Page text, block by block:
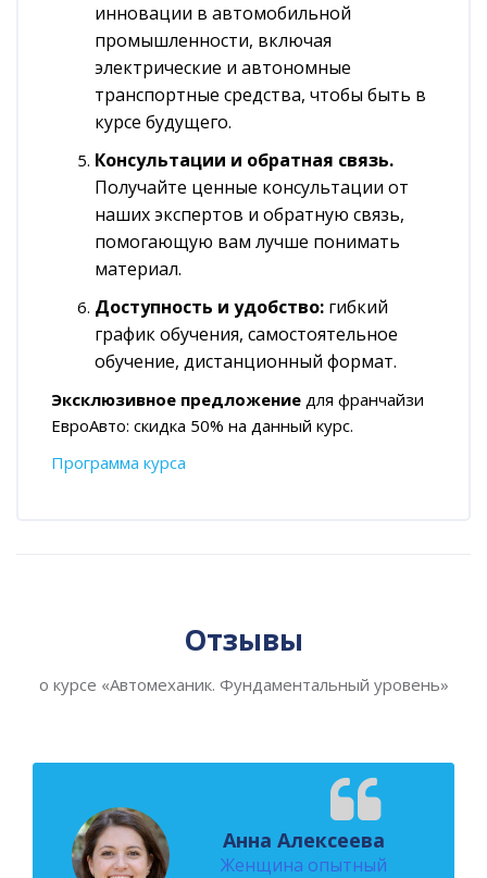
инновации в автомобильной
промышленности, включая
электрические и автономные
транспортные средства, чтобы быть в
курсе будущего.
Консультации и обратная связь.
Получайте ценные консультации от
наших экспертов и обратную связь,
помогающую вам лучше понимать
материал.
Доступность и удобство: гибкий
график обучения, самостоятельное
обучение, дистанционный формат.
Эксклюзивное предложение для франчайзи
ЕвроАвто: скидка 50% на данный курс.
Программа курса
Отзывы
о курсе «Автомеханик. Фундаментальный уровень»
Анна Алексеева
Женщина опытный